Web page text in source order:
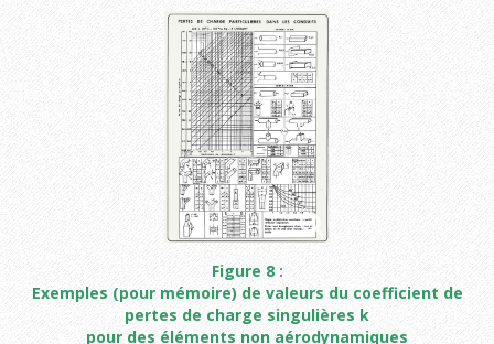
Figure 8 :
Exemples (pour mémoire) de valeurs du coefficient de
pertes de charge singulières k
pour des éléments non aérodynamiques